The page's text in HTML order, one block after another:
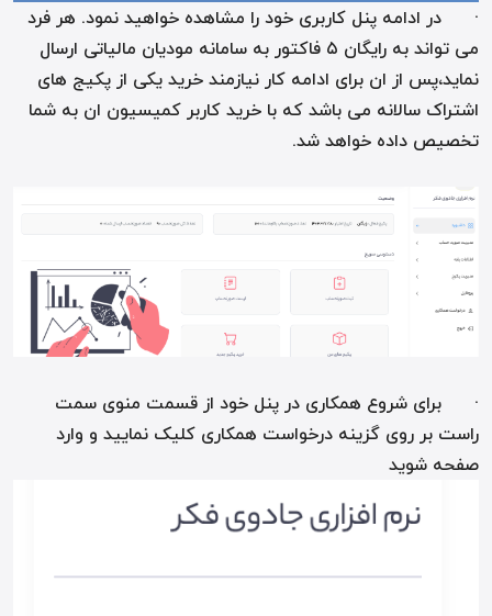
· در ادامه پنل کاربری خود را مشاهده خواهید نمود. هر فرد
می تواند به رایگان ۵ فاکتور به سامانه مودیان مالیاتی ارسال
نماید،پس از ان برای ادامه کار نیازمند خرید یکی از پکیج های
اشتراک سالانه می باشد که با خرید کاربر کمیسیون ان به شما
تخصیص داده خواهد شد.
· برای شروع همکاری در پنل خود از قسمت منوی سمت
راست بر روی گزینه درخواست همکاری کلیک نمایید و وارد
صفحه شوید